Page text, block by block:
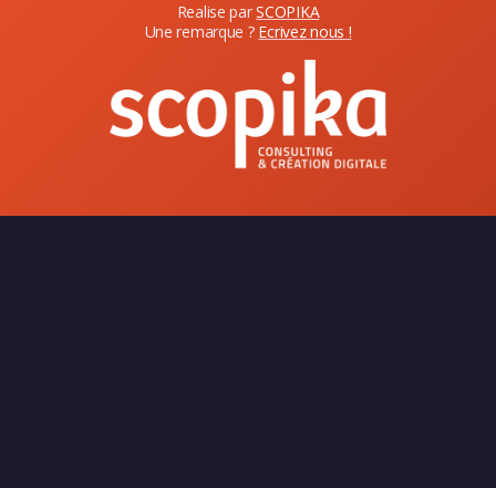
Realise parSCOPIKA
Une remarque ? Ecrivez nous !